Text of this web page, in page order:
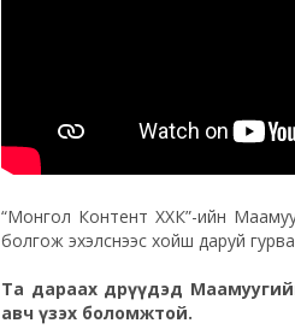
“Монгол Контент ХХК”-ийн Маамуу
болгож эхэлснээс хойш даруй
Та дараах өдрүүдэд
авч үзэх боломжтой.